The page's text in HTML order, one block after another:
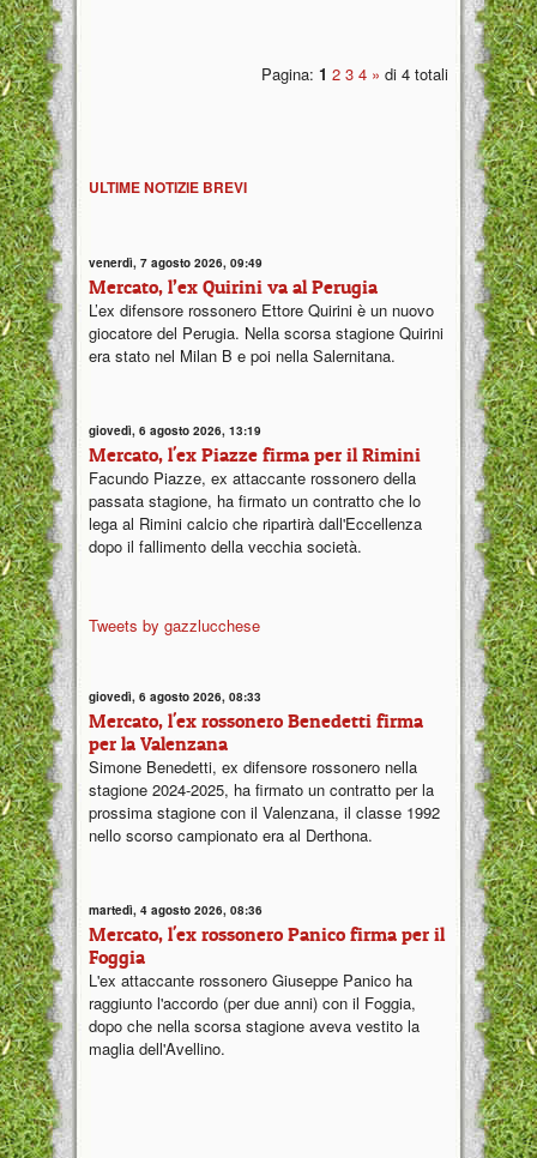
Pagina: 1 2 3 4 » di 4 totali
ULTIME NOTIZIE BREVI
venerdì, 7 agosto 2026, 09:49
Mercato, l’ex Quirini va al Perugia
L’ex difensore rossonero Ettore Quirini è un nuovo
giocatore del Perugia. Nella scorsa stagione Quirini
era stato nel Milan B e poi nella Salernitana.
giovedì, 6 agosto 2026, 13:19
Mercato, l'ex Piazze firma per il Rimini
Facundo Piazze, ex attaccante rossonero della
passata stagione, ha firmato un contratto che lo
lega al Rimini calcio che ripartirà dall'Eccellenza
dopo il fallimento della vecchia società.
Tweets by gazzlucchese
giovedì, 6 agosto 2026, 08:33
Mercato, l'ex rossonero Benedetti firma
per la Valenzana
Simone Benedetti, ex difensore rossonero nella
stagione 2024-2025, ha firmato un contratto per la
prossima stagione con il Valenzana, il classe 1992
nello scorso campionato era al Derthona.
martedì, 4 agosto 2026, 08:36
Mercato, l'ex rossonero Panico firma per il
Foggia
L'ex attaccante rossonero Giuseppe Panico ha
raggiunto l'accordo (per due anni) con il Foggia,
dopo che nella scorsa stagione aveva vestito la
maglia dell'Avellino.